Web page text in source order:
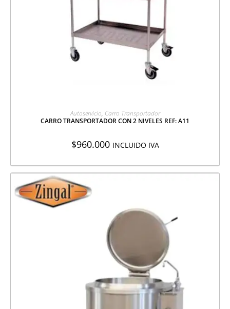
AGREGAR A COTIZACIÓN
Autoservicio, Carro Transportador
CARRO TRANSPORTADOR CON 2 NIVELES REF: A11
$960.000 INCLUIDO IVA